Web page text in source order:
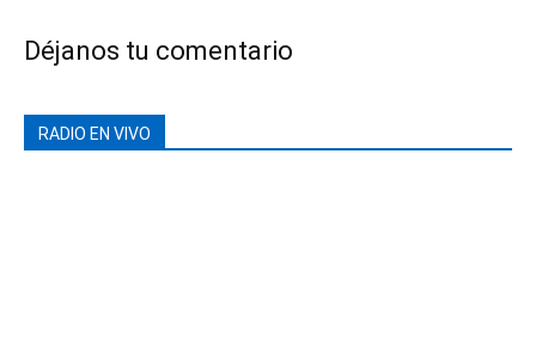
Déjanos tu comentario
RADIO EN VIVO